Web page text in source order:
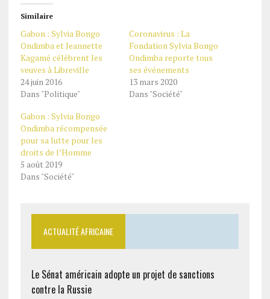
Similaire
Gabon : Sylvia Bongo
Ondimba et Jeannette
Kagamé célèbrent les
veuves à Libreville
24 juin 2016
Dans "Politique"
Coronavirus : La
Fondation Sylvia Bongo
Ondimba reporte tous
ses événements
13 mars 2020
Dans "Société"
Gabon : Sylvia Bongo
Ondimba récompensée
pour sa lutte pour les
droits de l’Homme
5 août 2019
Dans "Société"
ACTUALITÉ AFRICAINE
Le Sénat américain adopte un projet de sanctions
contre la Russie